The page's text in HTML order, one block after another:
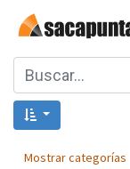
Mostrar categorías